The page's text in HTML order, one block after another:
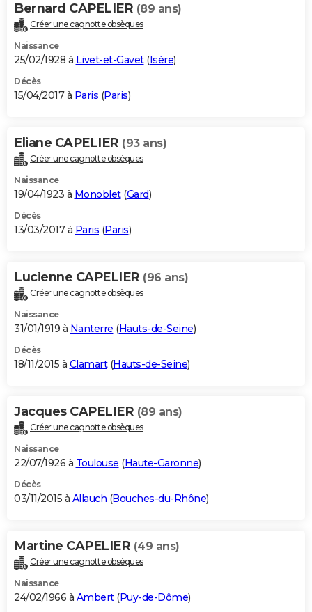
Bernard CAPELIER (89 ans)
Créer une cagnotte obsèques
Naissance
25/02/1928 à Livet-et-Gavet(Isère)
Décès
15/04/2017 à Paris (Paris)
Eliane CAPELIER (93 ans)
Créer une cagnotte obsèques
Naissance
19/04/1923 à Monoblet(Gard)
Décès
13/03/2017 à Paris (Paris)
Lucienne CAPELIER (96 ans)
Créer une cagnotte obsèques
Naissance
31/01/1919 à Nanterre (Hauts-de-Seine)
Décès
18/11/2015 à Clamart(Hauts-de-Seine)
Jacques CAPELIER (89 ans)
Créer une cagnotte obsèques
Naissance
22/07/1926 à Toulouse (Haute-Garonne)
Décès
03/11/2015 à Allauch (Bouches-du-Rhône)
Martine CAPELIER (49 ans)
Créer une cagnotte obsèques
Naissance
24/02/1966 à Ambert(Puy-de-Dôme)